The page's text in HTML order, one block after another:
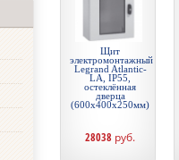
Щит
электромонтажный
Legrand Atlantic-
LA, IP55,
остеклённая
дверца
(600х400х250мм)
28038 руб.